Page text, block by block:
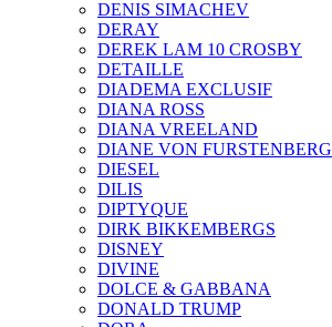
DENIS SIMACHEV
DERAY
DEREK LAM 10 CROSBY
DETAILLE
DIADEMA EXCLUSIF
DIANA ROSS
DIANA VREELAND
DIANE VON FURSTENBERG
DIESEL
DILIS
DIPTYQUE
DIRK BIKKEMBERGS
DISNEY
DIVINE
DOLCE & GABBANA
DONALD TRUMP